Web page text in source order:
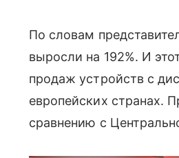
По словам
выросли на 192%. И
продаж устройств с
европейских странах.
сравнению с